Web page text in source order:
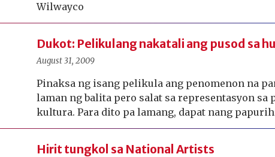
Wilwayco
Dukot: Pelikulang nakatali ang pusod sa
August 31, 2009
Pinaksa ng isang pelikula ang penomenon na
laman ng balita pero salat sa representasyon sa
kultura. Para dito pa lamang, dapat nang
Hirit tungkol sa National Artists